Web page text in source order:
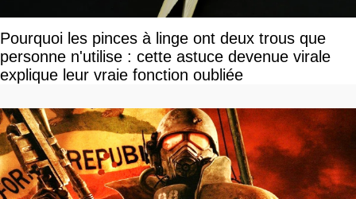
Pourquoi les pinces à linge ont deux trous que
personne n'utilise : cette astuce devenue virale
explique leur vraie fonction oubliée